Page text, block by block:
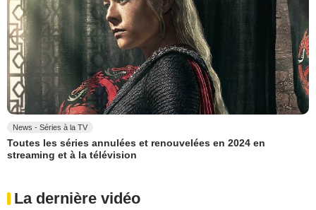
News - Séries à la TV
Toutes les séries annulées et renouvelées en 2024 en
streaming et à la télévision
La dernière vidéo